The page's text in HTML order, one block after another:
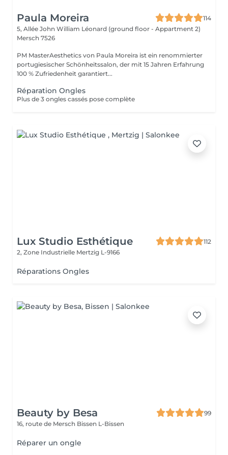
Paula Moreira
114
5, Allée John William Léonard (ground floor - Appartment 2)
Mersch 7526
PM MasterAesthetics von Paula Moreira ist ein renommierter
portugiesischer Schönheitssalon, der mit 15 Jahren Erfahrung
100 % Zufriedenheit garantiert...
Réparation Ongles
Plus de 3 ongles cassés pose complète
Lux Studio Esthétique
112
2, Zone Industrielle Mertzig L-9166
Réparations Ongles
Beauty by Besa
99
16, route de Mersch Bissen L-Bissen
Réparer un ongle